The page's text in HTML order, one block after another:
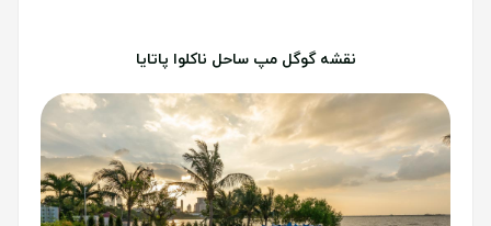
نقشه گوگل مپ ساحل ناکلوا پاتایا